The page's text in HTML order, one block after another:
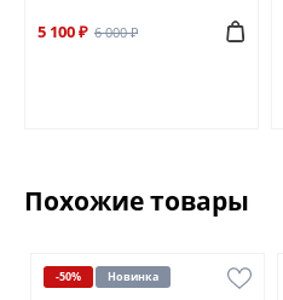
5 100 ₽ 6 000 ₽
Похожие товары
-50% Новинка